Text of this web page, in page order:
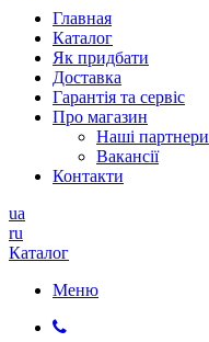
Главная
Каталог
Як придбати
Доставка
Гарантія та сервіс
Про магазин
Наші партнери
Вакансії
Контакти
ua
ru
Каталог
Меню